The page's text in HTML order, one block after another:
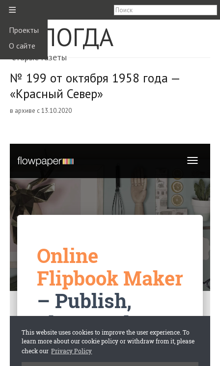
≡
Проекты
О сайте
ВОЛОГДА
старые газеты
№ 199 от октября 1958 года —
«Красный Север»
в архиве с 13.10.2020